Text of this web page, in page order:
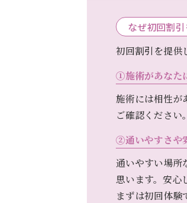
なぜ初回割
初回割引を提供
①施術があなた
施術には相性が
ご確認ください。
②通いやすさや
通いやすい場所
思います。安心
まずは初回体験